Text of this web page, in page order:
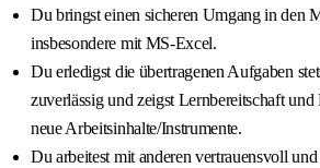
Du bringst einen sicheren Umgang in den
insbesondere mit MS-Excel.
Du erledigst die übertragenen Aufgaben
zuverlässig und zeigst Lernbereitschaft
neue Arbeitsinhalte/Instrumente.
Du arbeitest mit anderen vertrauensvoll